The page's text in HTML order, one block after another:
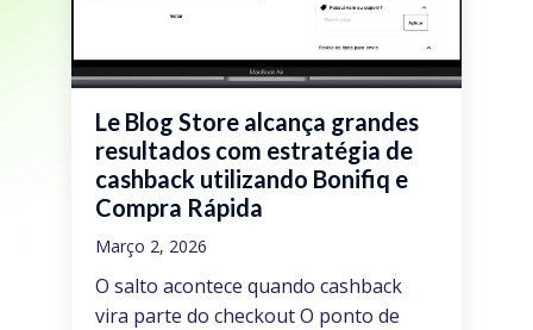
Le Blog Store alcança grandes
resultados com estratégia de
cashback utilizando Bonifiq e
Compra Rápida
Março 2, 2026
O salto acontece quando cashback
vira parte do checkout O ponto de